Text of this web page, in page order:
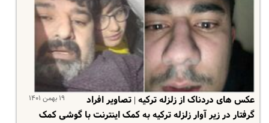
۱۹ بهمن ۱۴۰۱
عکس های دردناک از زلزله ترکیه | تصاویر افراد
گرفتار در زیر آوار زلزله ترکیه به کمک اینترنت با گوشی‌ کمک